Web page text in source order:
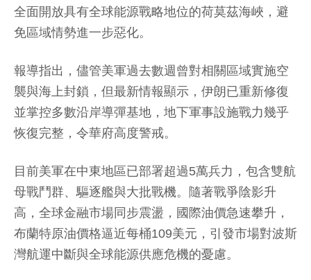
全面開放具有全球能源戰略地位的荷莫茲海峽，避
免區域情勢進一步惡化。
報導指出，儘管美軍過去數週曾對相關區域實施空
襲與海上封鎖，但最新情報顯示，伊朗已重新修復
並掌控多數沿岸導彈基地，地下軍事設施戰力幾乎
恢復完整，令華府高度警戒。
目前美軍在中東地區已部署超過5萬兵力，包含雙航
母戰鬥群、驅逐艦與大批戰機。隨著戰爭陰影升
高，全球金融市場同步震盪，國際油價急速攀升，
布蘭特原油價格逼近每桶109美元，引發市場對波斯
灣航運中斷與全球能源供應危機的憂慮。